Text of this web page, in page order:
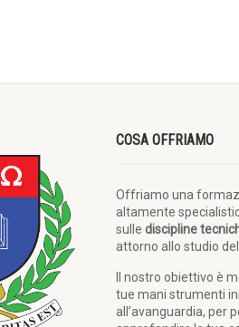
COSA OFFRIAMO
Offriamo una
altamente
sulle discipline
attorno allo studio
Il nostro obiettivo è
tue mani strumenti
all’avanguardia, per